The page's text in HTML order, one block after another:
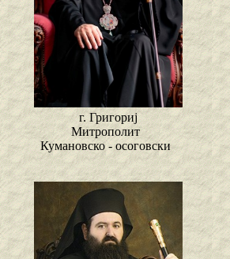
г. Григориј
Митрополит
Кумановско - осоговски